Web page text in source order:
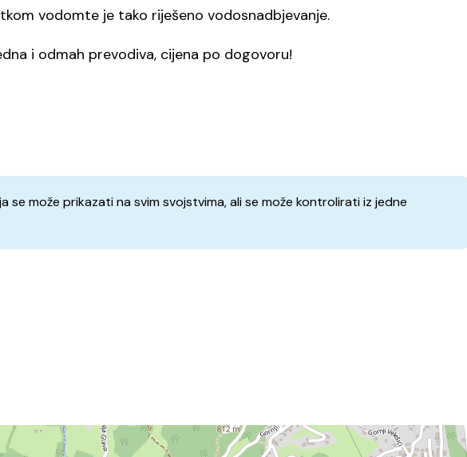
vodomte je tako riješeno vodosnadbjevanje.
i odmah prevodiva, cijena po dogovoru!
se može prikazati na svim svojstvima, ali se može kontrolirati iz jedne